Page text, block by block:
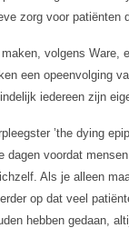
zorg voor
volgens Ware,
een opeenvolging
iedereen zijn
’the dying
voordat
Als je alleen
op dat veel
hebben gedaan,